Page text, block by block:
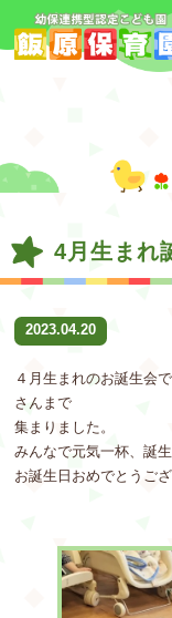
4月生まれ
2023.04.20
４月生まれのお誕生会
さんまで
集まりました。
みんなで元気一杯、誕
お誕生日おめでとうござ